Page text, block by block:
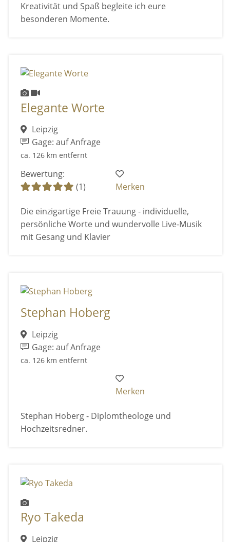
Kreativität und Spaß begleite ich eure
besonderen Momente.
Elegante Worte
Leipzig
Gage: auf Anfrage
ca. 126 km entfernt
Bewertung:
(1)
Merken
Die einzigartige Freie Trauung - individuelle,
persönliche Worte und wundervolle Live-Musik
mit Gesang und Klavier
Stephan Hoberg
Leipzig
Gage: auf Anfrage
ca. 126 km entfernt
Merken
Stephan Hoberg - Diplomtheologe und
Hochzeitsredner.
Ryo Takeda
Leipzig